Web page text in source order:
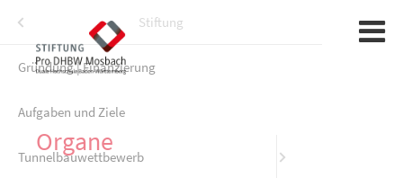
Organe
als Partner der Unternehmen
Stiftung
Gründung | Finanzierung
Aufgaben und Ziele
Tunnelbauwettbewerb